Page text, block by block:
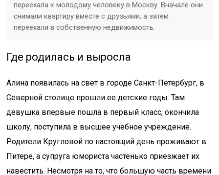
переехала к молодому человеку в Москву. Вначале они
снимали квартиру вместе с друзьями, а затем
переехали в собственную недвижимость.
Где родилась и выросла
Алина появилась на свет в городе Санкт-Петербург, в
Северной столице прошли ее детские годы. Там
девушка впервые пошла в первый класс, окончила
школу, поступила в высшее учебное учреждение.
Родители Кругловой по настоящий день проживают в
Питере, а супруга юмориста частенько приезжает их
навестить. Несмотря на то, что большую часть времени